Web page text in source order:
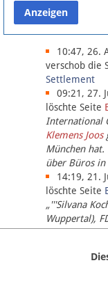
Datenschutz
Über Lobbypedia
Impressum
10:47, 26.
verschob die
Settlement
09:21, 27.
löschte Seite
International
Klemens Joos
München hat.
über Büros in
14:19, 21.
löschte Seite
„'''Silvana
Wuppertal),